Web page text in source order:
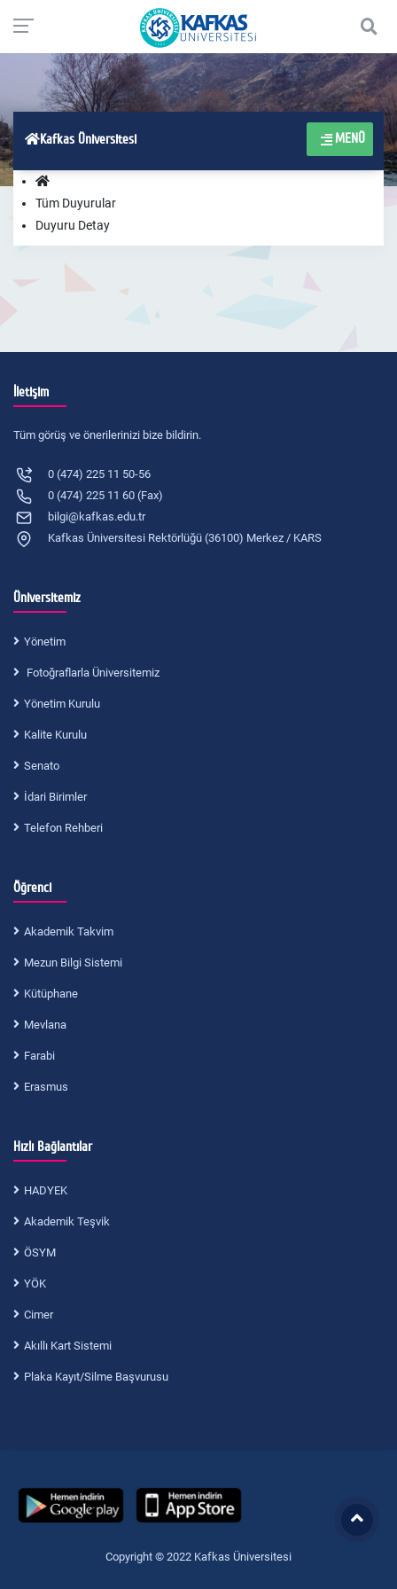
Kafkas Üniversitesi MENÜ
Tüm Duyurular
Duyuru Detay
İletişim
Tüm görüş ve önerilerinizi bize bildirin.
0 (474) 225 11 50-56
0 (474) 225 11 60 (Fax)
bilgi@kafkas.edu.tr
Kafkas Üniversitesi Rektörlüğü (36100) Merkez / KARS
Üniversitemiz
Yönetim
Fotoğraflarla Üniversitemiz
Yönetim Kurulu
Kalite Kurulu
Senato
İdari Birimler
Telefon Rehberi
Öğrenci
Akademik Takvim
Mezun Bilgi Sistemi
Kütüphane
Mevlana
Farabi
Erasmus
Hızlı Bağlantılar
HADYEK
Akademik Teşvik
ÖSYM
YÖK
Cimer
Akıllı Kart Sistemi
Plaka Kayıt/Silme Başvurusu
Copyright © 2022 Kafkas Üniversitesi